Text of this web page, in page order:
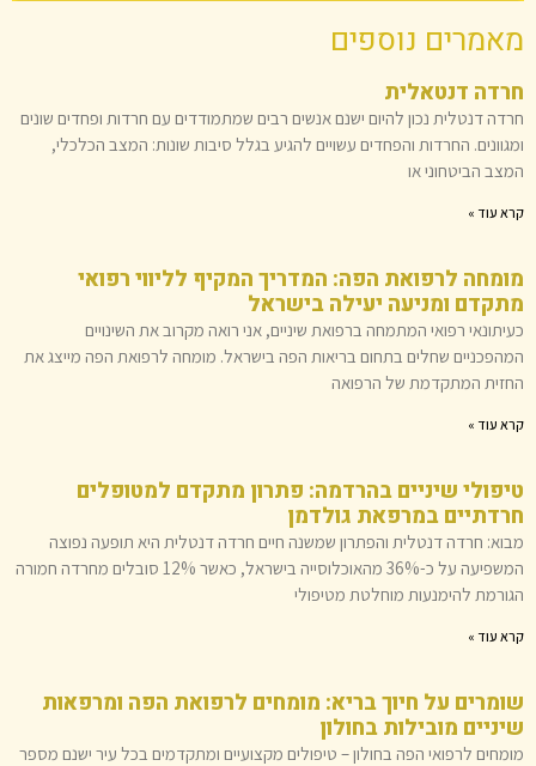
מאמרים נוספים
חרדה דנטאלית
חרדה דנטלית נכון להיום ישנם אנשים רבים שמתמודדים עם חרדות ופחדים שונים
ומגוונים. החרדות והפחדים עשויים להגיע בגלל סיבות שונות: המצב הכלכלי,
המצב הביטחוני או
קרא עוד »
מומחה לרפואת הפה: המדריך המקיף לליווי רפואי
מתקדם ומניעה יעילה בישראל
כעיתונאי רפואי המתמחה ברפואת שיניים, אני רואה מקרוב את השינויים
המהפכניים שחלים בתחום בריאות הפה בישראל. מומחה לרפואת הפה מייצג את
החזית המתקדמת של הרפואה
קרא עוד »
טיפולי שיניים בהרדמה: פתרון מתקדם למטופלים
חרדתיים במרפאת גולדמן
מבוא: חרדה דנטלית והפתרון שמשנה חיים חרדה דנטלית היא תופעה נפוצה
המשפיעה על כ-36% מהאוכלוסייה בישראל, כאשר 12% סובלים מחרדה חמורה
הגורמת להימנעות מוחלטת מטיפולי
קרא עוד »
שומרים על חיוך בריא: מומחים לרפואת הפה ומרפאות
שיניים מובילות בחולון
מומחים לרפואי הפה בחולון – טיפולים מקצועיים ומתקדמים בכל עיר ישנם מספר